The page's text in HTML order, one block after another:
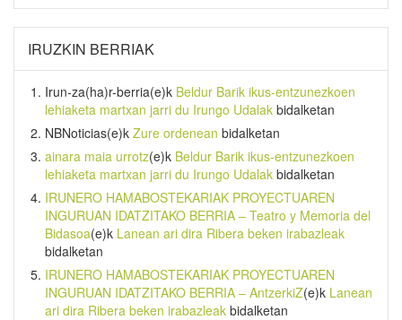
IRUZKIN BERRIAK
Irun-za(ha)r-berria(e)k Beldur Barik ikus-entzunezkoen
lehiaketa martxan jarri du Irungo Udalak bidalketan
NBNoticias(e)k Zure ordenean bidalketan
ainara maia urrotz(e)k Beldur Barik ikus-entzunezkoen
lehiaketa martxan jarri du Irungo Udalak bidalketan
IRUNERO HAMABOSTEKARIAK PROYECTUAREN
INGURUAN IDATZITAKO BERRIA – Teatro y Memoria del
Bidasoa(e)k Lanean ari dira Ribera beken irabazleak
bidalketan
IRUNERO HAMABOSTEKARIAK PROYECTUAREN
INGURUAN IDATZITAKO BERRIA – AntzerkiZ(e)k Lanean
ari dira Ribera beken irabazleak bidalketan